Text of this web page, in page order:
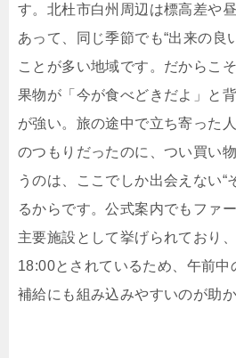
す。北杜市白州周辺は標高差や
あって、同じ季節でも“出来の良
ことが多い地域です。だからこ
果物が「今が食べどきだよ」と
が強い。旅の途中で立ち寄った
のつもりだったのに、つい買い
うのは、ここでしか出会えない“
るからです。公式案内でもファ
主要施設として挙げられており
18:00とされているため、午前中
補給にも組み込みやすいのが助か